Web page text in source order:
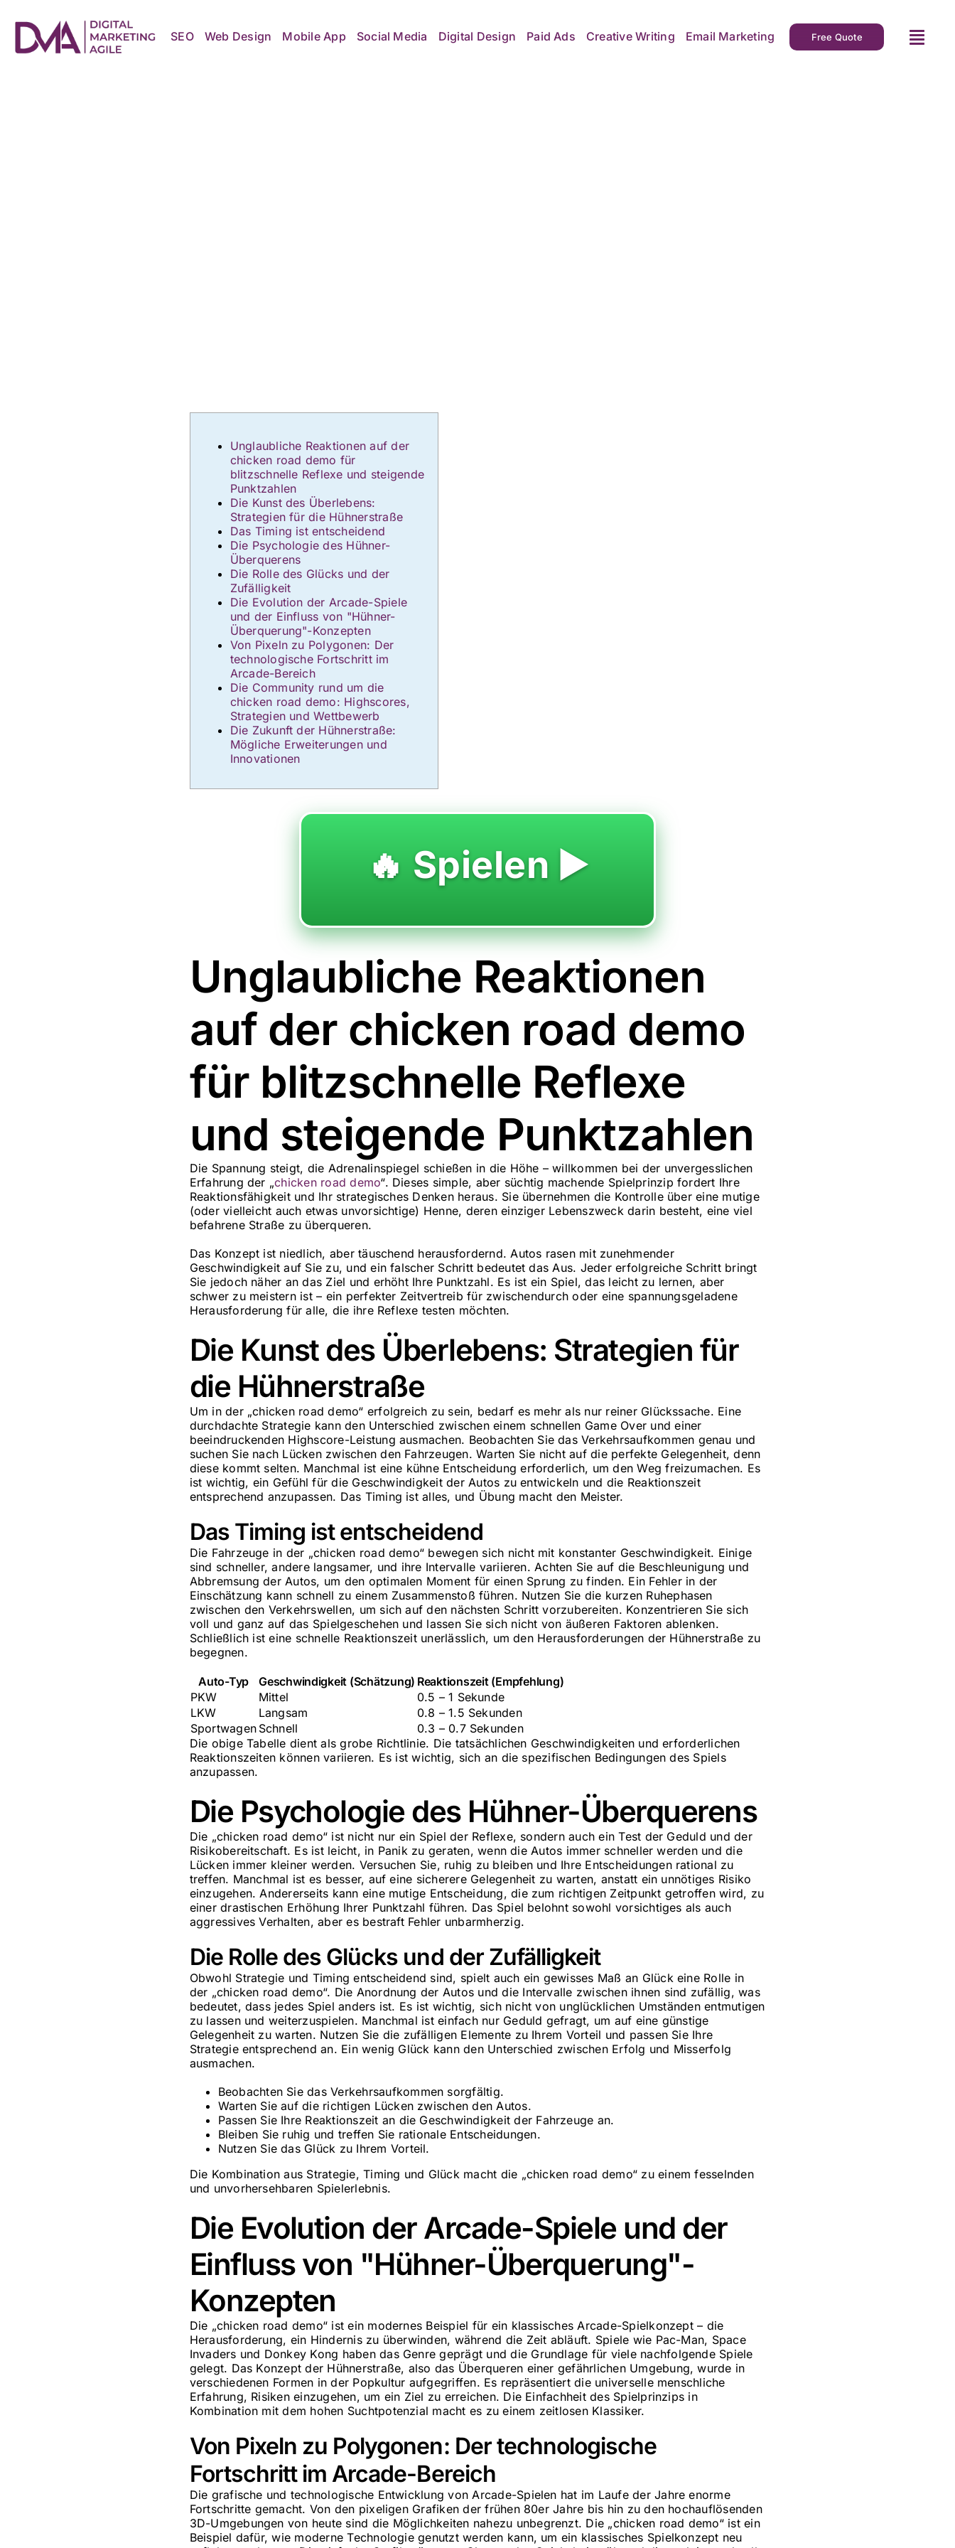
content
SEO Web Design Mobile App Social Media Digital Design Paid Ads Creative Writing Email Marketing Free Quote
Unglaubliche Reaktionen auf der
chicken road demo für
blitzschnelle Reflexe und steigende
Punktzahlen
Die Kunst des Überlebens:
Strategien für die Hühnerstraße
Das Timing ist entscheidend
Die Psychologie des Hühner-
Überquerens
Die Rolle des Glücks und der
Zufälligkeit
Die Evolution der Arcade-Spiele
und der Einfluss von "Hühner-
Überquerung"-Konzepten
Von Pixeln zu Polygonen: Der
technologische Fortschritt im
Arcade-Bereich
Die Community rund um die
chicken road demo: Highscores,
Strategien und Wettbewerb
Die Zukunft der Hühnerstraße:
Mögliche Erweiterungen und
Innovationen
🔥 Spielen ▶️
Unglaubliche Reaktionen
auf der chicken road demo
für blitzschnelle Reflexe
und steigende Punktzahlen
Die Spannung steigt, die Adrenalinspiegel schießen in die Höhe – willkommen bei der unvergesslichen
Erfahrung der „chicken road demo“. Dieses simple, aber süchtig machende Spielprinzip fordert Ihre
Reaktionsfähigkeit und Ihr strategisches Denken heraus. Sie übernehmen die Kontrolle über eine mutige
(oder vielleicht auch etwas unvorsichtige) Henne, deren einziger Lebenszweck darin besteht, eine viel
befahrene Straße zu überqueren.
Das Konzept ist niedlich, aber täuschend herausfordernd. Autos rasen mit zunehmender
Geschwindigkeit auf Sie zu, und ein falscher Schritt bedeutet das Aus. Jeder erfolgreiche Schritt bringt
Sie jedoch näher an das Ziel und erhöht Ihre Punktzahl. Es ist ein Spiel, das leicht zu lernen, aber
schwer zu meistern ist – ein perfekter Zeitvertreib für zwischendurch oder eine spannungsgeladene
Herausforderung für alle, die ihre Reflexe testen möchten.
Die Kunst des Überlebens: Strategien für
die Hühnerstraße
Um in der „chicken road demo“ erfolgreich zu sein, bedarf es mehr als nur reiner Glückssache. Eine
durchdachte Strategie kann den Unterschied zwischen einem schnellen Game Over und einer
beeindruckenden Highscore-Leistung ausmachen. Beobachten Sie das Verkehrsaufkommen genau und
suchen Sie nach Lücken zwischen den Fahrzeugen. Warten Sie nicht auf die perfekte Gelegenheit, denn
diese kommt selten. Manchmal ist eine kühne Entscheidung erforderlich, um den Weg freizumachen. Es
ist wichtig, ein Gefühl für die Geschwindigkeit der Autos zu entwickeln und die Reaktionszeit
entsprechend anzupassen. Das Timing ist alles, und Übung macht den Meister.
Das Timing ist entscheidend
Die Fahrzeuge in der „chicken road demo“ bewegen sich nicht mit konstanter Geschwindigkeit. Einige
sind schneller, andere langsamer, und ihre Intervalle variieren. Achten Sie auf die Beschleunigung und
Abbremsung der Autos, um den optimalen Moment für einen Sprung zu finden. Ein Fehler in der
Einschätzung kann schnell zu einem Zusammenstoß führen. Nutzen Sie die kurzen Ruhephasen
zwischen den Verkehrswellen, um sich auf den nächsten Schritt vorzubereiten. Konzentrieren Sie sich
voll und ganz auf das Spielgeschehen und lassen Sie sich nicht von äußeren Faktoren ablenken.
Schließlich ist eine schnelle Reaktionszeit unerlässlich, um den Herausforderungen der Hühnerstraße zu
begegnen.
Auto-Typ Geschwindigkeit (Schätzung) Reaktionszeit (Empfehlung)
PKW
Mittel
0.5 – 1 Sekunde
LKW
Langsam
0.8 – 1.5 Sekunden
Sportwagen Schnell
0.3 – 0.7 Sekunden
Die obige Tabelle dient als grobe Richtlinie. Die tatsächlichen Geschwindigkeiten und erforderlichen
Reaktionszeiten können variieren. Es ist wichtig, sich an die spezifischen Bedingungen des Spiels
anzupassen.
Die Psychologie des Hühner-Überquerens
Die „chicken road demo“ ist nicht nur ein Spiel der Reflexe, sondern auch ein Test der Geduld und der
Risikobereitschaft. Es ist leicht, in Panik zu geraten, wenn die Autos immer schneller werden und die
Lücken immer kleiner werden. Versuchen Sie, ruhig zu bleiben und Ihre Entscheidungen rational zu
treffen. Manchmal ist es besser, auf eine sicherere Gelegenheit zu warten, anstatt ein unnötiges Risiko
einzugehen. Andererseits kann eine mutige Entscheidung, die zum richtigen Zeitpunkt getroffen wird, zu
einer drastischen Erhöhung Ihrer Punktzahl führen. Das Spiel belohnt sowohl vorsichtiges als auch
aggressives Verhalten, aber es bestraft Fehler unbarmherzig.
Die Rolle des Glücks und der Zufälligkeit
Obwohl Strategie und Timing entscheidend sind, spielt auch ein gewisses Maß an Glück eine Rolle in
der „chicken road demo“. Die Anordnung der Autos und die Intervalle zwischen ihnen sind zufällig, was
bedeutet, dass jedes Spiel anders ist. Es ist wichtig, sich nicht von unglücklichen Umständen entmutigen
zu lassen und weiterzuspielen. Manchmal ist einfach nur Geduld gefragt, um auf eine günstige
Gelegenheit zu warten. Nutzen Sie die zufälligen Elemente zu Ihrem Vorteil und passen Sie Ihre
Strategie entsprechend an. Ein wenig Glück kann den Unterschied zwischen Erfolg und Misserfolg
ausmachen.
Beobachten Sie das Verkehrsaufkommen sorgfältig.
Warten Sie auf die richtigen Lücken zwischen den Autos.
Passen Sie Ihre Reaktionszeit an die Geschwindigkeit der Fahrzeuge an.
Bleiben Sie ruhig und treffen Sie rationale Entscheidungen.
Nutzen Sie das Glück zu Ihrem Vorteil.
Die Kombination aus Strategie, Timing und Glück macht die „chicken road demo“ zu einem fesselnden
und unvorhersehbaren Spielerlebnis.
Die Evolution der Arcade-Spiele und der
Einfluss von "Hühner-Überquerung"-
Konzepten
Die „chicken road demo“ ist ein modernes Beispiel für ein klassisches Arcade-Spielkonzept – die
Herausforderung, ein Hindernis zu überwinden, während die Zeit abläuft. Spiele wie Pac-Man, Space
Invaders und Donkey Kong haben das Genre geprägt und die Grundlage für viele nachfolgende Spiele
gelegt. Das Konzept der Hühnerstraße, also das Überqueren einer gefährlichen Umgebung, wurde in
verschiedenen Formen in der Popkultur aufgegriffen. Es repräsentiert die universelle menschliche
Erfahrung, Risiken einzugehen, um ein Ziel zu erreichen. Die Einfachheit des Spielprinzips in
Kombination mit dem hohen Suchtpotenzial macht es zu einem zeitlosen Klassiker.
Von Pixeln zu Polygonen: Der technologische
Fortschritt im Arcade-Bereich
Die grafische und technologische Entwicklung von Arcade-Spielen hat im Laufe der Jahre enorme
Fortschritte gemacht. Von den pixeligen Grafiken der frühen 80er Jahre bis hin zu den hochauflösenden
3D-Umgebungen von heute sind die Möglichkeiten nahezu unbegrenzt. Die „chicken road demo“ ist ein
Beispiel dafür, wie moderne Technologie genutzt werden kann, um ein klassisches Spielkonzept neu